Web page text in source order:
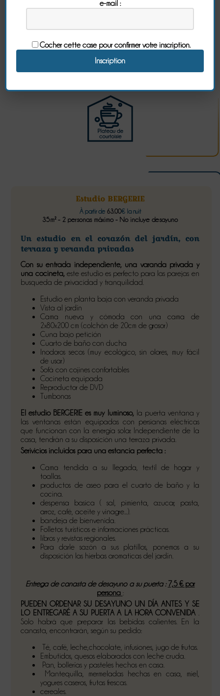
Estudio BERGERIE
À partir de 63.00€ la nuit
35m² - 2 personas máximo - No incluye desayuno
Un estudio en el corazón del jardín, con
terraza y veranda privadas
Con su entrada independiente, una varanda privada y
una cocineta, este estudio es perfecto para las parejas en
busqueda de privacidad y tranquilidad.
Estudio en planta baja con veranda privada
Vista al jardín
Cama nueva y cómoda con una cama de
2x80x200 cm (colchón de 20cm de grosor)
Cuna bajo petición
Cuarto de baño con ducha
Inodoros secos (muy ecológico, sin olores, muy fácil
de usar)
Sofá con cojines confortables
Cocineta equipada
Reproductor de DVD
Tumbonas
El estudio BERGERIE es muy luminoso,la puerta ventana y
las ventanas están equipadas con persianas eléctricas
que funcionan con la energía solar. Independiente de la
casa, tendrán a su disposición una terraza privada.
Serivicios incluidos para una estancia perfecta :
Cama tendida a su llegada, textil de hogar y
toallas.
productos de aseo para el cuarto de baño y la
cocina.
despensa basica ( sal, pimienta, azucar, pasta,
arroz, café, aceite y vinagre...).
bandeja de bienvenida.
Folletos turísticos e informaciones prácticas.
libros y revistas regionales.
Para darle sazón a sus platillos, ponemos a su
disposición las hierbas aromaticas del jardín.
Entrega de canasta de desayuno a su puerta :7,5 € por
persona :
PUEDEN ORDENAR SU DESAYUNO UN DÍA ANTES Y SE
LO ENTREGARÉ A SU PUERTA A LA HORA CONVENIDA
Solo habrá que preparar las bebidas calientes. En la
canasta, encontrarán, según su pedido:
Té, café, leche,chocolate, infusiones, jugo de frutas.
Embutidos, quesos elaborados con leche cruda.
Pan, bollerías y pasteles hechos en casa.
Mantequilla, mermeladas hechas en casa, miel,
yogures caseros, frutas frescas.
cereales.
e-mail :
Cocher cette case pour confirmer votre inscription.